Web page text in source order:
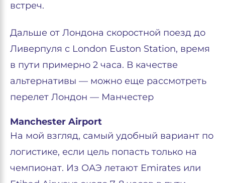
встреч.
Дальше от Лондона скоростной поезд до
Ливерпуля с London Euston Station, время
в пути примерно 2 часа. В качестве
альтернативы — можно еще рассмотреть
перелет Лондон — Манчестер
Manchester Airport
На мой взгляд, самый удобный вариант по
логистике, если цель попасть только на
чемпионат. Из ОАЭ летают Emirates или